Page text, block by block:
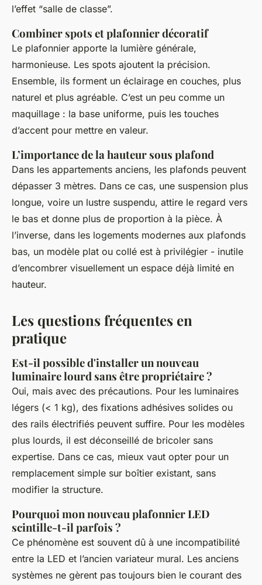
l’effet “salle de classe”.
Combiner spots et plafonnier décoratif
Le plafonnier apporte la lumière générale,
harmonieuse. Les spots ajoutent la précision.
Ensemble, ils forment un éclairage en couches, plus
naturel et plus agréable. C’est un peu comme un
maquillage : la base uniforme, puis les touches
d’accent pour mettre en valeur.
L’importance de la hauteur sous plafond
Dans les appartements anciens, les plafonds peuvent
dépasser 3 mètres. Dans ce cas, une suspension plus
longue, voire un lustre suspendu, attire le regard vers
le bas et donne plus de proportion à la pièce. À
l’inverse, dans les logements modernes aux plafonds
bas, un modèle plat ou collé est à privilégier - inutile
d’encombrer visuellement un espace déjà limité en
hauteur.
Les questions fréquentes en
pratique
Est-il possible d'installer un nouveau
luminaire lourd sans être propriétaire ?
Oui, mais avec des précautions. Pour les luminaires
légers (< 1 kg), des fixations adhésives solides ou
des rails électrifiés peuvent suffire. Pour les modèles
plus lourds, il est déconseillé de bricoler sans
expertise. Dans ce cas, mieux vaut opter pour un
remplacement simple sur boîtier existant, sans
modifier la structure.
Pourquoi mon nouveau plafonnier LED
scintille-t-il parfois ?
Ce phénomène est souvent dû à une incompatibilité
entre la LED et l’ancien variateur mural. Les anciens
systèmes ne gèrent pas toujours bien le courant des